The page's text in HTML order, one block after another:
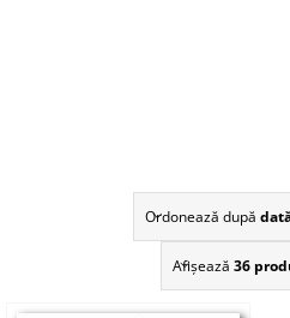
Ordonează după
Afişează 36